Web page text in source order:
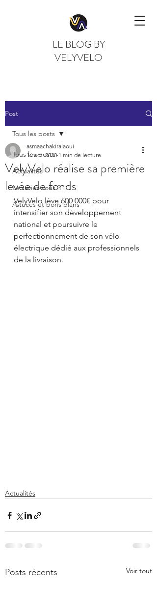
LE BLOG BY
VELYVELO
Post
Tous les posts
Actualités
Le saviez-vous ?
Astuces et bons plans
Tous les posts
VelyVelo réalise sa première
levée de fonds
asmaachakiralaoui
16 oct. 2020 1 min de lecture
VelyVelo lève 600 000€ pour
intensifier son développement
national et poursuivre le
perfectionnement de son vélo
électrique dédié aux professionnels
de la livraison.
Actualités
Posts récents Voir tout